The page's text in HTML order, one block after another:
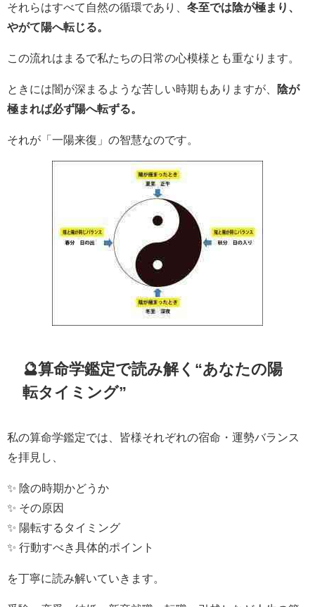
それらはすべて自然の循環であり、 冬至では陰が極まり、
やがて陽へ転じる。
この流れはまるで私たちの日常の心模様とも重なります。
ときには闇が深まるような苦しい時期もありますが、
陰が
極まれば必ず陽へ転ずる。
それが「一陽来復」の智慧なのです。
🔮算命学鑑定で読み解く“あなたの陽
転タイミング”
私の算命学鑑定では、皆様それぞれの宿命・運勢バランス
を拝見し、
✨ 陰の時期かどうか
✨ その原因
✨ 陽転するタイミング
✨ 行動すべき具体的ポイント
を丁寧に読み解いていきます。